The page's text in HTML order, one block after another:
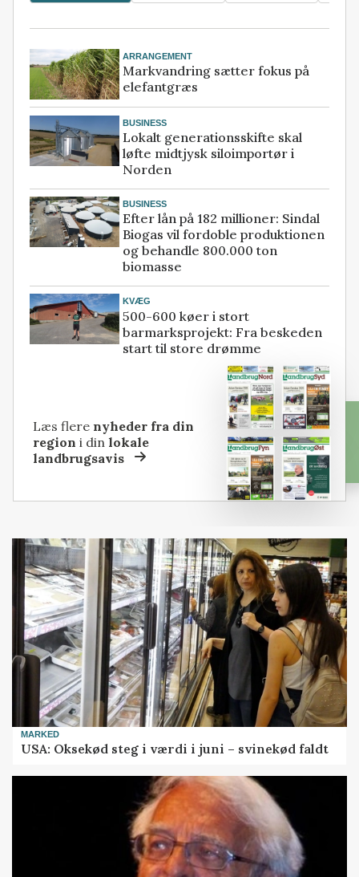
ARRANGEMENT
Markvandring sætter fokus på
elefantgræs
BUSINESS
Lokalt generationsskifte skal
løfte midtjysk siloimportør i
Norden
BUSINESS
Efter lån på 182 millioner: Sindal
Biogas vil fordoble produktionen
og behandle 800.000 ton
biomasse
KVÆG
500-600 køer i stort
barmarksprojekt: Fra beskeden
start til store drømme
Læs flere nyheder fra din
region i dinlokale
landbrugsavis
MARKED
USA: Oksekød steg i værdi i juni – svinekød faldt